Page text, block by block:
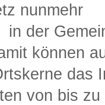
nunmehr
der
können
das
von bis